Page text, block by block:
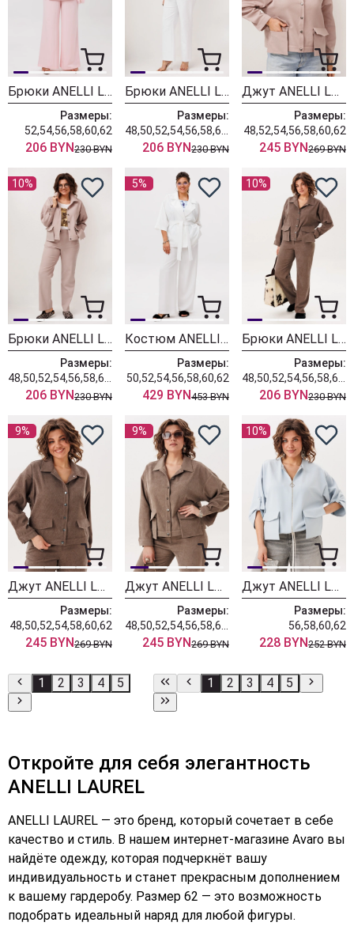
Брюки ANELLI LAUREL 1630-2 клубничное желе
Размеры:
52,54,56,58,60,62
206 BYN230 BYN
Брюки ANELLI LAUREL 1815-1 кокосовый сахар
Размеры:
206 BYN230 BYN
Джут ANELLI LAUREL 1528-1 кленовый сахар
Размеры:
48,52,54,56,58,60,62
245 BYN269 BYN
10%
Брюки ANELLI LAUREL 1815-1 кленовый сахар
Размеры:
206 BYN230 BYN
5%
Костюм ANELLI LAUREL 1672-1 облачное небо
Размеры:
50,52,54,56,58,60,62
429 BYN453 BYN
10%
Брюки ANELLI LAUREL 1815 жареный миндаль
Размеры:
206 BYN230 BYN
9%
Джут ANELLI LAUREL 1528-2 жареный миндаль
Размеры:
48,50,52,54,58,60,62
245 BYN269 BYN
9%
Джут ANELLI LAUREL 1528-2 кедровый орех
Размеры:
245 BYN269 BYN
10%
Джут ANELLI LAUREL 1788 небесное сияние
Размеры:
56,58,60,62
228 BYN252 BYN
1 2 3 4 5 1 2 3 4 5
Откройте для себя элегантность
ANELLI LAUREL
ANELLI LAUREL — это бренд, который сочетает в себе
качество и стиль. В нашем интернет-магазине Avaro вы
найдёте одежду, которая подчеркнёт вашу
индивидуальность и станет прекрасным дополнением
к вашему гардеробу. Размер 62 — это возможность
подобрать идеальный наряд для любой фигуры.